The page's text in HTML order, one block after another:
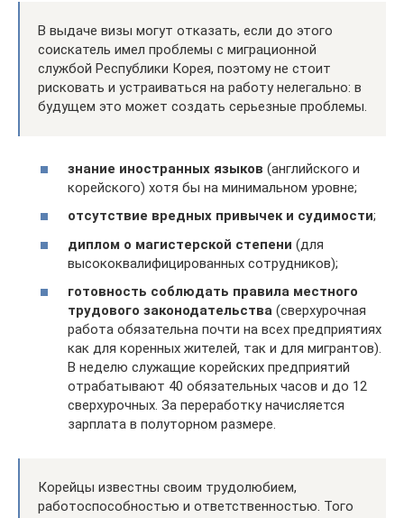
В выдаче визы могут отказать, если до этого
соискатель имел проблемы с миграционной
службой Республики Корея, поэтому не стоит
рисковать и устраиваться на работу нелегально: в
будущем это может создать серьезные проблемы.
знание иностранных языков (английского и
корейского) хотя бы на минимальном уровне;
отсутствие вредных привычек и судимости;
диплом о магистерской степени (для
высококвалифицированных сотрудников);
готовность соблюдать правила местного
трудового законодательства (сверхурочная
работа обязательна почти на всех предприятиях
как для коренных жителей, так и для мигрантов).
В неделю служащие корейских предприятий
отрабатывают 40 обязательных часов и до 12
сверхурочных. За переработку начисляется
зарплата в полуторном размере.
Корейцы известны своим трудолюбием,
работоспособностью и ответственностью. Того